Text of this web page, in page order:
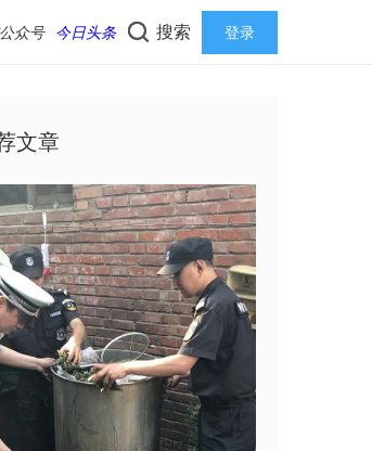
众号 今日头条 搜索 登录
文章